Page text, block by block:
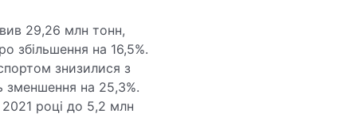
29,26 млн тонн,
збільшення на 16,5%.
знизилися з
зменшення на 25,3%.
році до 5,2 млн